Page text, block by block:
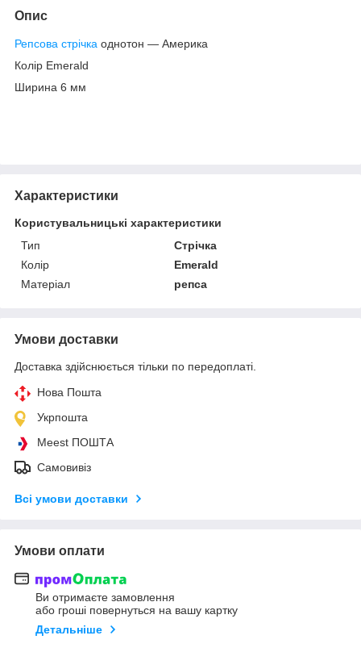
Опис
Репсова стрічка однотон — Америка
Колір Emerald
Ширина 6 мм
Характеристики
Користувальницькі характеристики
Тип
Стрічка
Колір
Emerald
Матеріал
репса
Умови доставки
Доставка здійснюється тільки по передоплаті.
Нова Пошта
Укрпошта
Meest ПОШТА
Самовивіз
Всі умови доставки
Умови оплати
Ви отримаєте замовлення
або гроші повернуться на вашу картку
Детальніше